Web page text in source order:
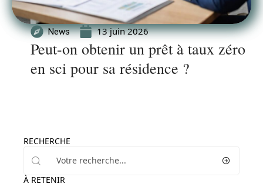
News 13 juin 2026
Peut-on obtenir un prêt à taux zéro
en sci pour sa résidence ?
RECHERCHE
À RETENIR